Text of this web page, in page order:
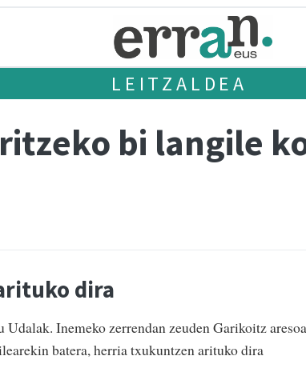
LEITZALDEA
bi langile
dira
Inemeko zerrendan zeuden Garikoitz
batera, herria txukuntzen arituko dira